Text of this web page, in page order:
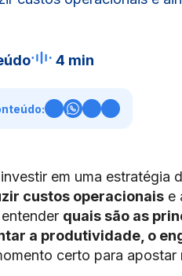
4 min
em uma estratégia
custos operacionais e
quais são as
a produtividade, o
certo para apostar